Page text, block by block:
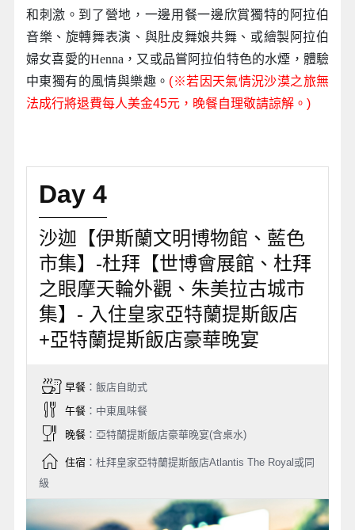
和刺激。到了營地，一邊用餐一邊欣賞獨特的阿拉伯
音樂、旋轉舞表演、與肚皮舞娘共舞、或繪製阿拉伯
婦女喜愛的Henna，又或品嘗阿拉伯特色的水煙，體驗
中東獨有的風情與樂趣。 (※若因天氣情況沙漠之旅無
法成行將退費每人美金45元，晚餐自理敬請諒解。)
Day 4
沙迦【伊斯蘭文明博物館、藍色
市集】-杜拜【世博會展館、杜拜
之眼摩天輪外觀、朱美拉古城市
集】- 入住皇家亞特蘭提斯飯店
+亞特蘭提斯飯店豪華晚宴
早餐：飯店自助式
午餐：中東風味餐
晚餐：亞特蘭提斯飯店豪華晚宴(含桌水)
住宿：杜拜皇家亞特蘭提斯飯店Atlantis The Royal或同
級